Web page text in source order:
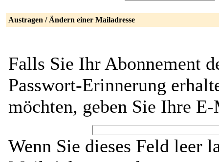
Austragen / Ändern einer Mailadresse
Falls Sie Ihr Abonnement
Passwort-Erinnerung
möchten, geben Sie Ihre
Wenn Sie dieses Feld leer